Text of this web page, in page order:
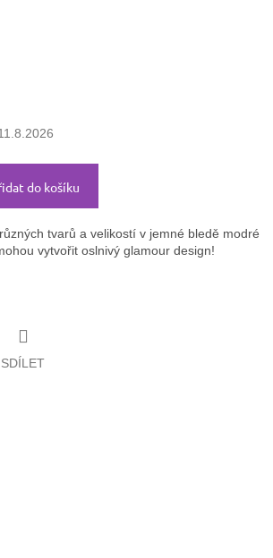
do košíku
tvarů a velikostí v jemné bledě modré
vytvořit oslnivý glamour design!
SDÍLET